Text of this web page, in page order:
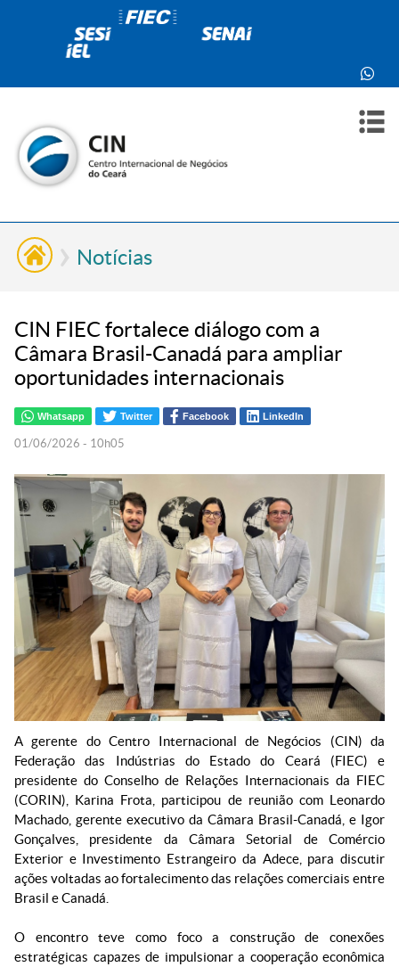
Notícias
CIN FIEC fortalece diálogo com a
Câmara Brasil-Canadá para ampliar
oportunidades internacionais
Whatsapp Twitter Facebook LinkedIn
01/06/2026 - 10h05
A gerente do Centro Internacional de Negócios (CIN) da
Federação das Indústrias do Estado do Ceará (FIEC) e
presidente do Conselho de Relações Internacionais da FIEC
(CORIN), Karina Frota, participou de reunião com Leonardo
Machado, gerente executivo da Câmara Brasil-Canadá, e Igor
Gonçalves, presidente da Câmara Setorial de Comércio
Exterior e Investimento Estrangeiro da Adece, para discutir
ações voltadas ao fortalecimento das relações comerciais entre
Brasil e Canadá.
O encontro teve como foco a construção de conexões
estratégicas capazes de impulsionar a cooperação econômica